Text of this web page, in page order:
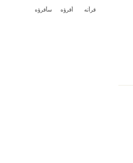
قرأته أقرؤه سأقرؤه